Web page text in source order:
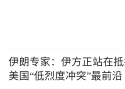
伊朗专家：伊方正站在
美国“低烈度冲突”最前沿